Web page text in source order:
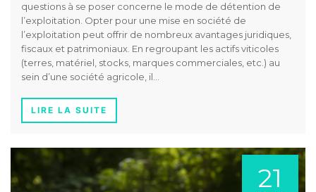
questions à se poser concerne le mode de détention de
l’exploitation. Opter pour une mise en société de
l’exploitation peut offrir de nombreux avantages juridiques,
fiscaux et patrimoniaux. En regroupant les actifs viticoles
(terres, matériel, stocks, marques commerciales, etc.) au
sein d’une société agricole, il…
LIRE LA SUITE
21